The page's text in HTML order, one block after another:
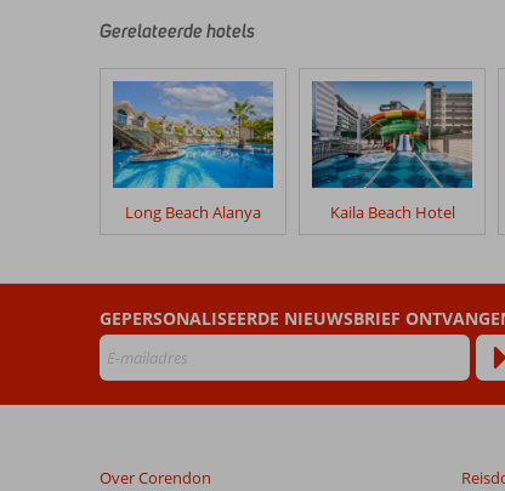
door
klanten
geschreven
na
hun
verblijf
The
Beoordelingen
die
ouder
zijn
maanden
Gerelateerde hotels
Long Beach Alanya Kaila Beach Hotel
GEPERSONALISEERDE NIEUWSBRIEF
Over Corendon